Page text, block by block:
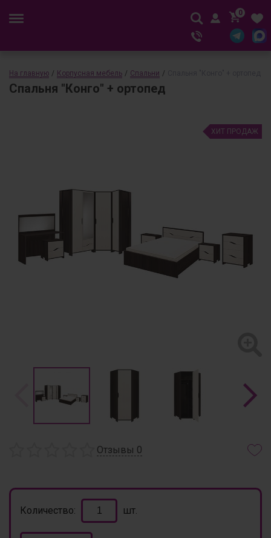
0
На главную / Корпусная мебель / Спальни /
Спальня "Конго" + ортопед
ХИТ ПРОДАЖ
Отзывы 0
Количество: шт.